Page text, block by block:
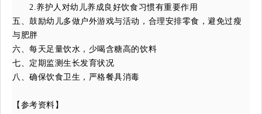
2.养护人对幼儿养成良好饮食习惯有重要作用
五、鼓励幼儿多做户外游戏与活动，合理安排零食，避免过瘦
与肥胖
六、每天足量饮水，少喝含糖高的饮料
七、定期监测生长发育状况
八、确保饮食卫生，严格餐具消毒
【参考资料】